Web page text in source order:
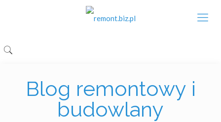
Blog remontowy i
budowlany